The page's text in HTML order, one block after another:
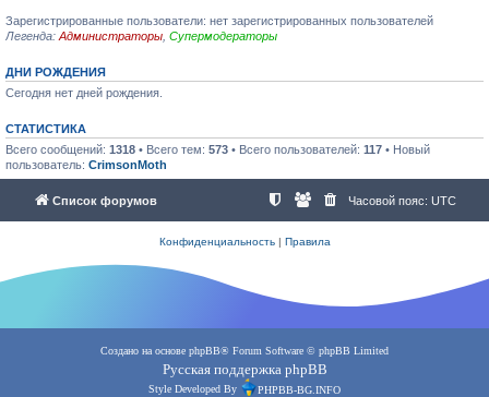
Зарегистрированные пользователи: нет зарегистрированных пользователей
Легенда: Администраторы Супермодераторы
ДНИ РОЖДЕНИЯ
Сегодня нет дней рождения.
СТАТИСТИКА
Всего сообщений: 1318 • Всего тем: 573 • Всего пользователей: 117 • Новый
пользователь: CrimsonMoth
Список форумов Часовой пояс: UTC
Конфиденциальность| Правила
Создано на основе phpBB® Forum Software © phpBB Limited
Русская поддержка phpBB
Style Developed By PHPBB-BG.INFO